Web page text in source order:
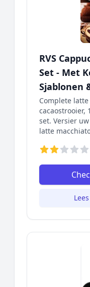
RVS
Set - Met
Sjablonen
Complete latte
cacaostrooier,
set. Versier
latte